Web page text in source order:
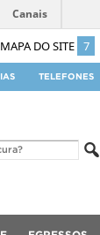
MAPA DO SITE 7
Canais
TELEFONES